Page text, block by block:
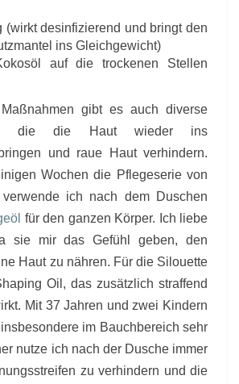
(wirkt desinfizierend und bringt den
ins Gleichgewicht)
auf die trockenen Stellen
gibt es auch diverse
die die Haut wieder ins
und raue Haut verhindern.
Wochen die Pflegeserie von
ich nach dem Duschen
für den ganzen Körper. Ich liebe
sie mir das Gefühl geben, den
Haut zu nähren. Für die Silouette
Oil, das zusätzlich straffend
Mit 37 Jahren und zwei Kindern
im Bauchbereich sehr
nutze ich nach der Dusche immer
zu verhindern und die